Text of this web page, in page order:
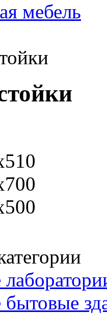
мебель